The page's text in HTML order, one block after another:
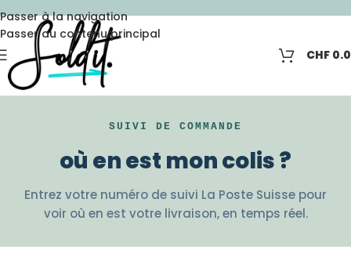
Passer à la navigation
Passer au contenu principal
CHF
SUIVI DE COMMANDE
où en est mon colis ?
Entrez votre numéro de suivi La Poste Suisse pour
voir où en est votre livraison, en temps réel.